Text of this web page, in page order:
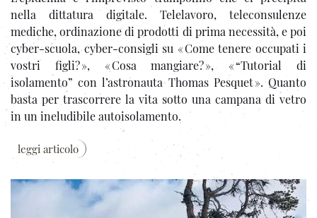
nella dittatura digitale. Telelavoro, teleconsulenze
mediche, ordinazione di prodotti di prima necessità, e poi
cyber-scuola, cyber-consigli su « Come tenere occupati i
vostri figli? », « Cosa mangiare? », « “Tutorial di
isolamento” con l’astronauta Thomas Pesquet ». Quanto
basta per trascorrere la vita sotto una campana di vetro
in un ineludibile autoisolamento.
leggi articolo